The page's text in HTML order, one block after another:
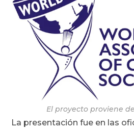
El proyecto proviene
La presentación fue en las